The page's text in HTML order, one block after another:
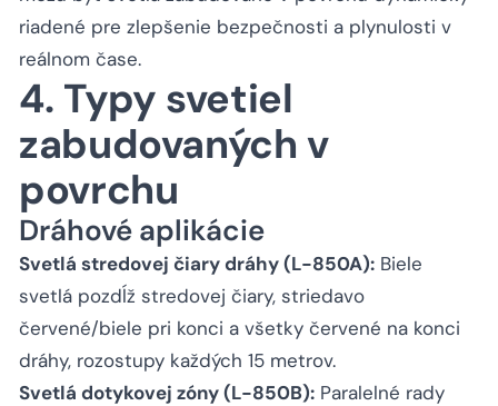
riadené pre zlepšenie bezpečnosti a plynulosti v
reálnom čase.
4. Typy svetiel
zabudovaných v
povrchu
Dráhové aplikácie
Svetlá stredovej čiary dráhy (L-850A): Biele
svetlá pozdĺž stredovej čiary, striedavo
červené/biele pri konci a všetky červené na konci
dráhy, rozostupy každých 15 metrov.
Svetlá dotykovej zóny (L-850B): Paralelné rady